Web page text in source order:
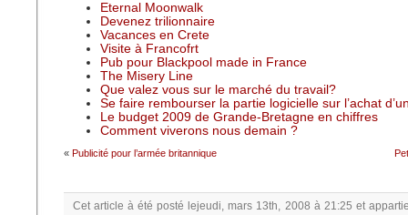
Eternal Moonwalk
Devenez trilionnaire
Vacances en Crete
Visite à Francofrt
Pub pour Blackpool made in France
The Misery Line
Que valez vous sur le marché du travail?
Se faire rembourser la partie logicielle sur l’achat
Le budget 2009 de Grande-Bretagne en chiffres
Comment viverons nous demain ?
« Publicité pour l’armée britannique
Cet article à été posté lejeudi, mars 13th, 2008 à 21:25 et